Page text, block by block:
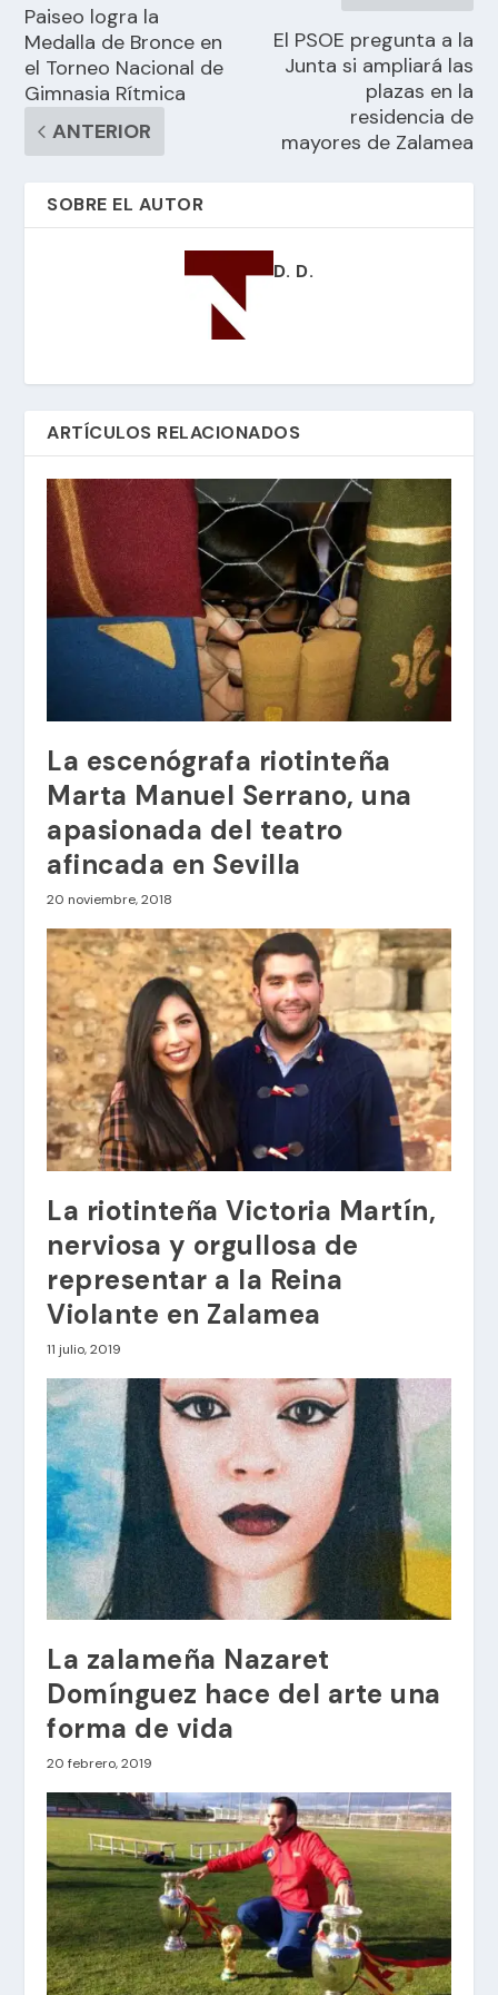
Paiseo logra la
Medalla de Bronce en
el Torneo Nacional de
Gimnasia Rítmica
ANTERIOR
El PSOE pregunta a la
Junta si ampliará las
plazas en la
residencia de
mayores de Zalamea
SOBRE EL AUTOR
D. D.
ARTÍCULOS RELACIONADOS
La escenógrafa riotinteña
Marta Manuel Serrano, una
apasionada del teatro
afincada en Sevilla
20 noviembre, 2018
La riotinteña Victoria Martín,
nerviosa y orgullosa de
representar a la Reina
Violante en Zalamea
11 julio, 2019
La zalameña Nazaret
Domínguez hace del arte una
forma de vida
20 febrero, 2019